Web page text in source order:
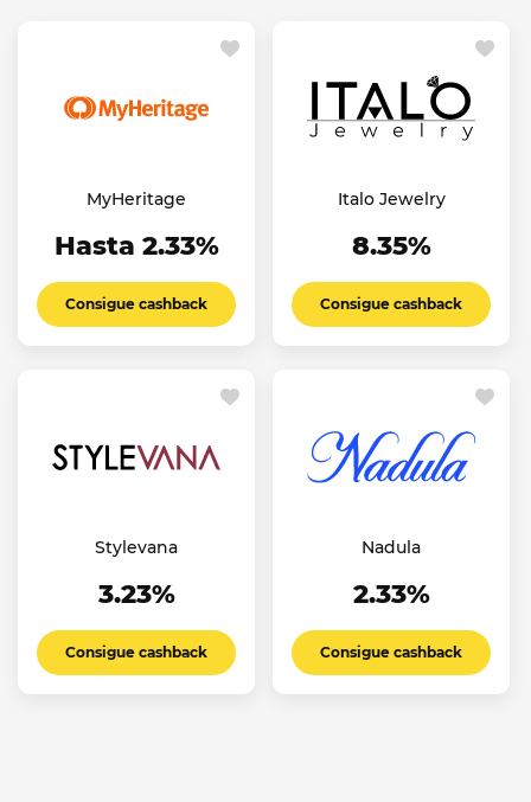
MyHeritage
Hasta 2.33%
Consigue cashback
Italo Jewelry
8.35%
Consigue cashback
Stylevana
3.23%
Consigue cashback
Nadula
2.33%
Consigue cashback